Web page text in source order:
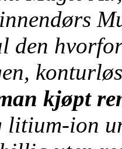
den
kjøpt
litium-ion